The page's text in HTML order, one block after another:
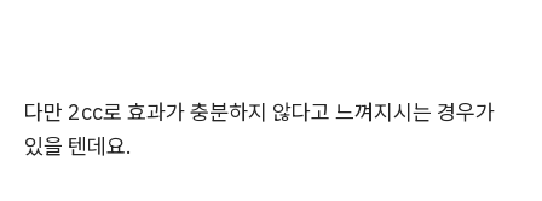
다만 2cc로 효과가 충분하지 않다고 느껴지시는 경우가
있을 텐데요.